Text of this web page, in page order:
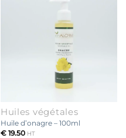
Huiles végétales
Huile d’onagre – 100ml
€19.50 HT